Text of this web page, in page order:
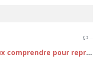
…
La femme et les hormones : Mieux comprendre pour reprendre le contrôle